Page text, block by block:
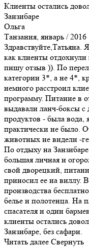
Клиенты остались
Занзибаре
Ольга
Танзания, январь / 2016
Здравствуйте,Татьяна.
как клиенты отдохнули
пишу отзыв )). По
категории 3*, а не 4*,
немного расстроил
программу. Питание в
выдавали ланч-боксы
продуктов - была вода,
практически не было.
животных не видели -
По отдыху на
большая личная и
свой дворецкий,
приносил ее на виллу.
производства
белье и полотенца. На
спасателя и один
клиенты остались
Занзибаре, без сафари.
Читать далее Свернуть